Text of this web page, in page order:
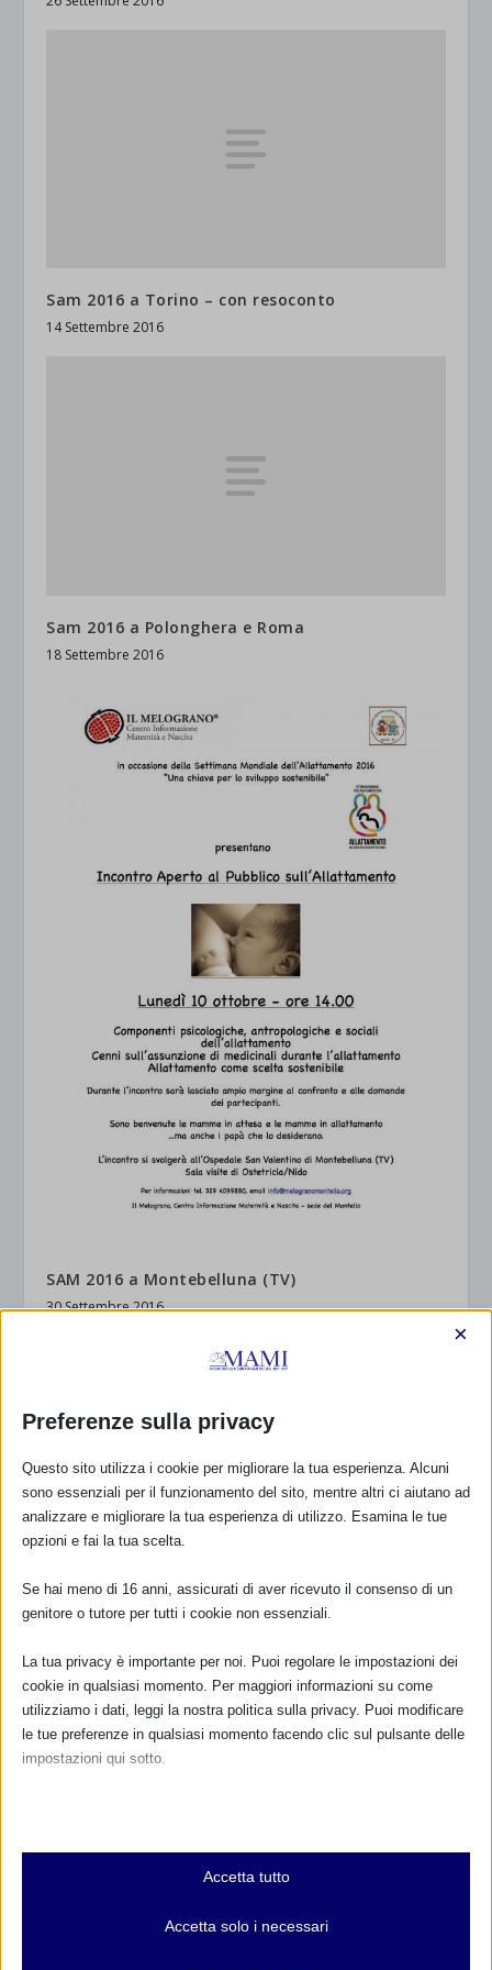
Sam 2016 a Torino – con resoconto
14 Settembre 2016
Sam 2016 a Polonghera e Roma
18 Settembre 2016
SAM 2016 a Montebelluna (TV)
30 Settembre 2016
RISPONDI
Preferenze sulla privacy
×
Questo sito utilizza i cookie per migliorare la tua esperienza. Alcuni
sono essenziali per il funzionamento del sito, mentre altri ci aiutano ad
analizzare e migliorare la tua esperienza di utilizzo. Esamina le tue
opzioni e fai la tua scelta.
Se hai meno di 16 anni, assicurati di aver ricevuto il consenso di un
genitore o tutore per tutti i cookie non essenziali.
La tua privacy è importante per noi. Puoi regolare le impostazioni dei
cookie in qualsiasi momento. Per maggiori informazioni su come
utilizziamo i dati, leggi la nostra politica sulla privacy. Puoi modificare
le tue preferenze in qualsiasi momento facendo clic sul pulsante delle
impostazioni qui sotto.
Essenziali
I cookie e i servizi essenziali abilitano le funzioni di base e sono
e servizi non richiedono il consenso dell'utente secondo il GDPR.
Accetta tutto
Accetta solo i necessari